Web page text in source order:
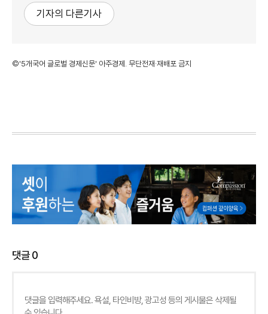
기자의 다른기사
©'5개국어 글로벌 경제신문' 아주경제. 무단전재·재배포 금지
댓글0